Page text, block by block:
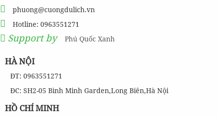
phuong@cuongdulich.vn
Hotline: 0963551271
Support by Phú Quốc Xanh
HÀ NỘI
ĐT: 0963551271
ĐC: SH2-05 Bình Minh Garden,Long Biên,Hà Nội
HỒ CHÍ MINH